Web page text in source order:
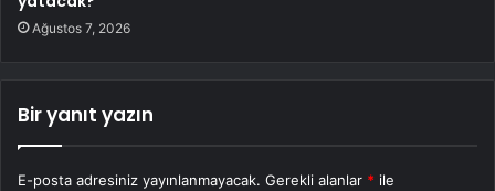
Ağustos 7, 2026
Bir yanıt yazın
E-posta adresiniz yayınlanmayacak. Gerekli alanlar * ile